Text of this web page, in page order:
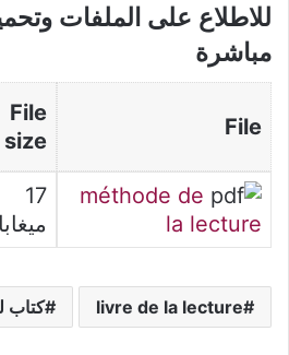
للاطلاع على الملفات
مباشرة
File
File
size
méthode de
la lecture
17
livre de la lecture كتاب